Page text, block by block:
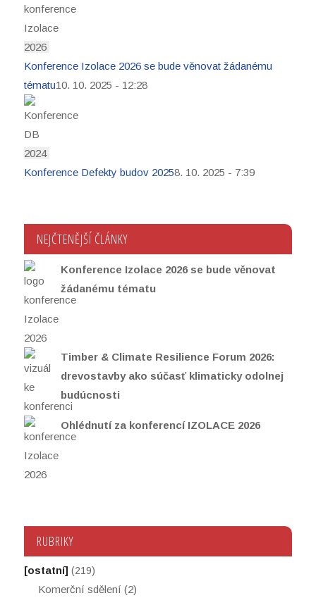
Konference Izolace 2026 se bude věnovat žádanému
tématu10. 10. 2025 - 12:28
Konference Defekty budov 20258. 10. 2025 - 7:39
NEJČTENĚJŠÍ ČLÁNKY
Konference Izolace 2026 se bude věnovat
žádanému tématu
Timber & Climate Resilience Forum 2026:
drevostavby ako súčasť klimaticky odolnej
budúcnosti
Ohlédnutí za konferencí IZOLACE 2026
RUBRIKY
[ostatní] (219)
Komerční sdělení (2)